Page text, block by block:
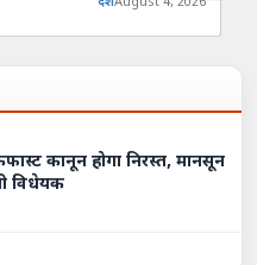
कानून होगा निरस्त, मानसून
विधेयक